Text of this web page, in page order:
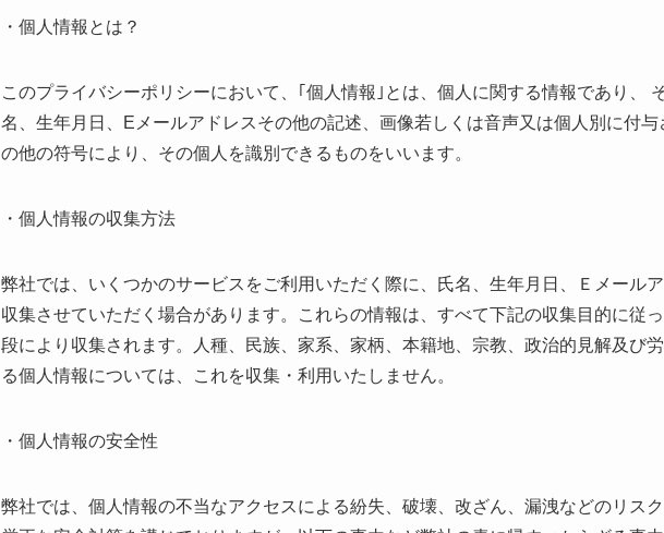
・個人情報とは？
このプライバシーポリシーにおいて、｢個人情報｣とは、個人に関する情報であり、
名、生年月日、Eメールアドレスその他の記述、画像若しくは音声又は個人別に付
の他の符号により、その個人を識別できるものをいいます。
・個人情報の収集方法
弊社では、いくつかのサービスをご利用いただく際に、氏名、生年月日、Ｅメール
収集させていただく場合があります。これらの情報は、すべて下記の収集目的に従
段により収集されます。人種、民族、家系、家柄、本籍地、宗教、政治的見解及び
る個人情報については、これを収集・利用いたしません。
・個人情報の安全性
弊社では、個人情報の不当なアクセスによる紛失、破壊、改ざん、漏洩などのリス